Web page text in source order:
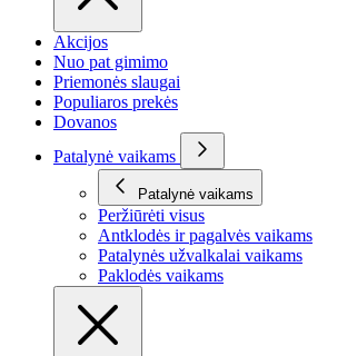
Akcijos
Nuo pat gimimo
Priemonės slaugai
Populiaros prekės
Dovanos
Patalynė vaikams
Patalynė vaikams
Peržiūrėti visus
Antklodės ir pagalvės vaikams
Patalynės užvalkalai vaikams
Paklodės vaikams